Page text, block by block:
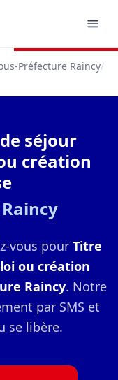
Préfecture Raincy/
séjour
création
vous pour Titre
ou création
Raincy. Notre
par SMS et
se libère.